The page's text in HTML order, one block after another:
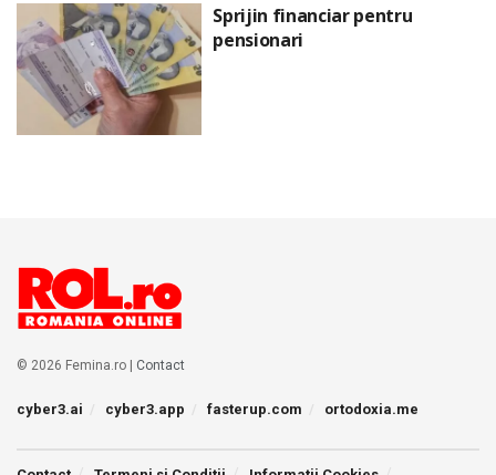
Sprijin financiar pentru
pensionari
© 2026 Femina.ro | Contact
cyber3.ai cyber3.app fasterup.com ortodoxia.me